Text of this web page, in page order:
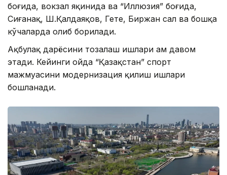
боғида, вокзал яқинида ва “Иллюзия” боғида,
Сиғанақ, Ш.Қалдаяқов, Гете, Биржан сал ва бошқа
кўчаларда олиб борилади.
Ақбулақ дарёсини тозалаш ишлари ҳам давом
этади. Кейинги ойда “Қазақстан” спорт
мажмуасини модернизация қилиш ишлари
бошланади.